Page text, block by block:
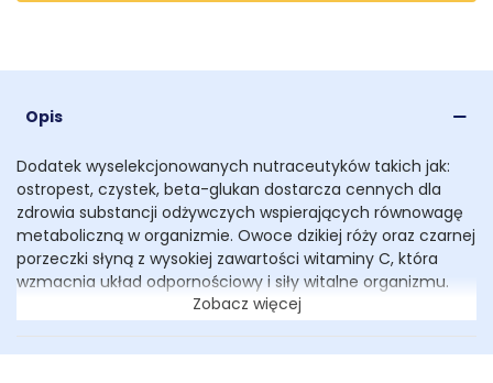
Opis
Dodatek wyselekcjonowanych nutraceutyków takich jak:
ostropest, czystek, beta-glukan dostarcza cennych dla
zdrowia substancji odżywczych wspierających równowagę
metaboliczną w organizmie. Owoce dzikiej róży oraz czarnej
porzeczki słyną z wysokiej zawartości witaminy C, która
wzmacnia układ odpornościowy i siły witalne organizmu.
Skład:43% kaczki i łososia (suszona kaczka (23%), suszony
Zobacz więcej